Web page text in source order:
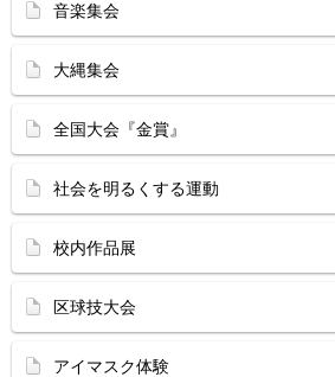
音楽集会
大縄集会
全国大会『金賞』
社会を明るくする運動
校内作品展
区球技大会
アイマスク体験